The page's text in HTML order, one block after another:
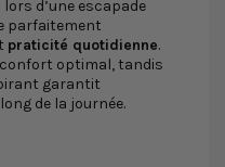
d’une escapade
parfaitement
praticité quotidienne.
optimal, tandis
garantit
de la journée.